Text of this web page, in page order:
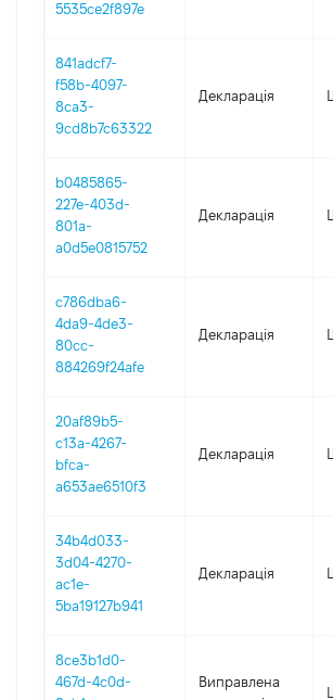
5535ce2f897e
841adcf7-
f58b-4097-
8ca3-
9cd8b7c63322
Декларація
b0485865-
227e-403d-
801a-
a0d5e0815752
Декларація
c786dba6-
4da9-4de3-
80cc-
884269f24afe
Декларація
20af89b5-
c13a-4267-
bfca-
a653ae6510f3
Декларація
34b4d033-
3d04-4270-
ac1e-
5ba19127b941
Декларація
8ce3b1d0-
467d-4c0d-
Виправлена